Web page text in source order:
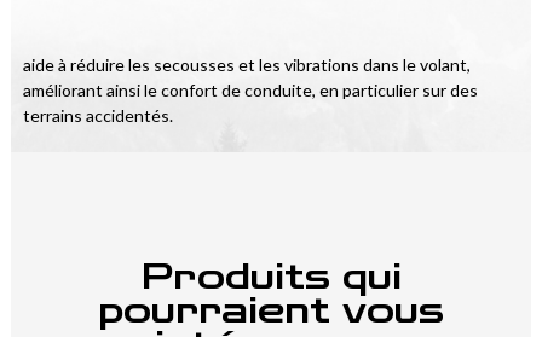
aide à réduire les secousses et les vibrations dans le volant,
améliorant ainsi le confort de conduite, en particulier sur des
terrains accidentés.
Produits qui
pourraient vous